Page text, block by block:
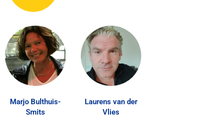
Marjo Bulthuis-
Smits
Laurens van der
Vlies